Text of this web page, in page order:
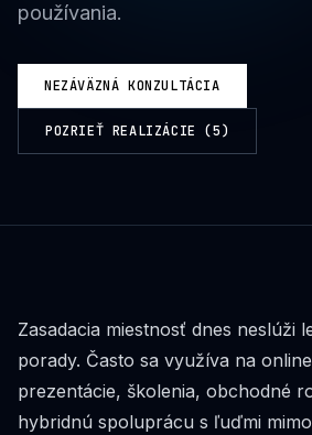
používania.
NEZÁVÄZNÁ KONZULTÁCIA
POZRIEŤ REALIZÁCIE (5)
Zasadacia miestnosť dnes neslúži
porady. Často sa využíva na
prezentácie, školenia, obchodné
hybridnú spoluprácu s ľuďmi